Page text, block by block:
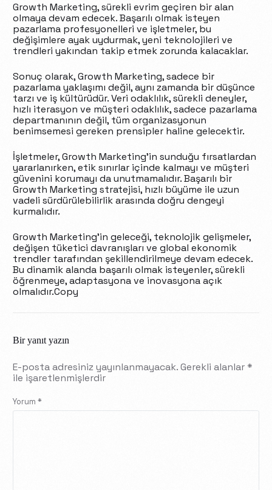
Growth Marketing, sürekli evrim geçiren bir alan
olmaya devam edecek. Başarılı olmak isteyen
pazarlama profesyonelleri ve işletmeler, bu
değişimlere ayak uydurmak, yeni teknolojileri ve
trendleri yakından takip etmek zorunda kalacaklar.
Sonuç olarak, Growth Marketing, sadece bir
pazarlama yaklaşımı değil, aynı zamanda bir düşünce
tarzı ve iş kültürüdür. Veri odaklılık, sürekli deneyler,
hızlı iterasyon ve müşteri odaklılık, sadece pazarlama
departmanının değil, tüm organizasyonun
benimsemesi gereken prensipler haline gelecektir.
İşletmeler, Growth Marketing’in sunduğu fırsatlardan
yararlanırken, etik sınırlar içinde kalmayı ve müşteri
güvenini korumayı da unutmamalıdır. Başarılı bir
Growth Marketing stratejisi, hızlı büyüme ile uzun
vadeli sürdürülebilirlik arasında doğru dengeyi
kurmalıdır.
Growth Marketing’in geleceği, teknolojik gelişmeler,
değişen tüketici davranışları ve global ekonomik
trendler tarafından şekillendirilmeye devam edecek.
Bu dinamik alanda başarılı olmak isteyenler, sürekli
öğrenmeye, adaptasyona ve inovasyona açık
olmalıdır.Copy
Bir yanıt yazın
E-posta adresiniz yayınlanmayacak. Gerekli alanlar*
ile işaretlenmişlerdir
Yorum*